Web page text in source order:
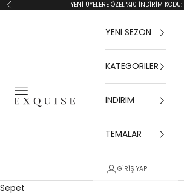
İçeriğe geç
Geri YENİ ÜYELERE ÖZEL %10 İNDİRİM KODU:
Menü
Exquise TR
YENİ SEZON
KATEGORİLER
İNDİRİM
TEMALAR
GIRIŞ YAP
Sepet